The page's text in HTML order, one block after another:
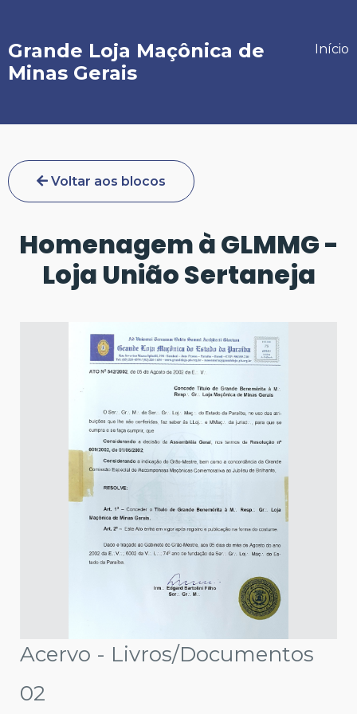
Início
Grande Loja Maçônica de
Minas Gerais
Voltar aos blocos
Homenagem à GLMMG -
Loja União Sertaneja
Acervo - Livros/Documentos
02